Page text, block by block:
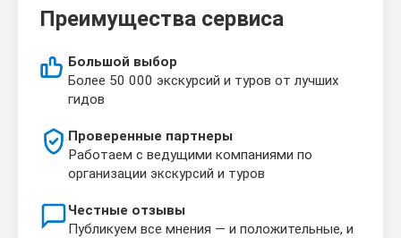
Преимущества сервиса
Большой выбор
Более 50 000 экскурсий и туров от лучших
гидов
Проверенные партнеры
Работаем с ведущими компаниями по
организации экскурсий и туров
Честные отзывы
Публикуем все мнения — и положительные, и